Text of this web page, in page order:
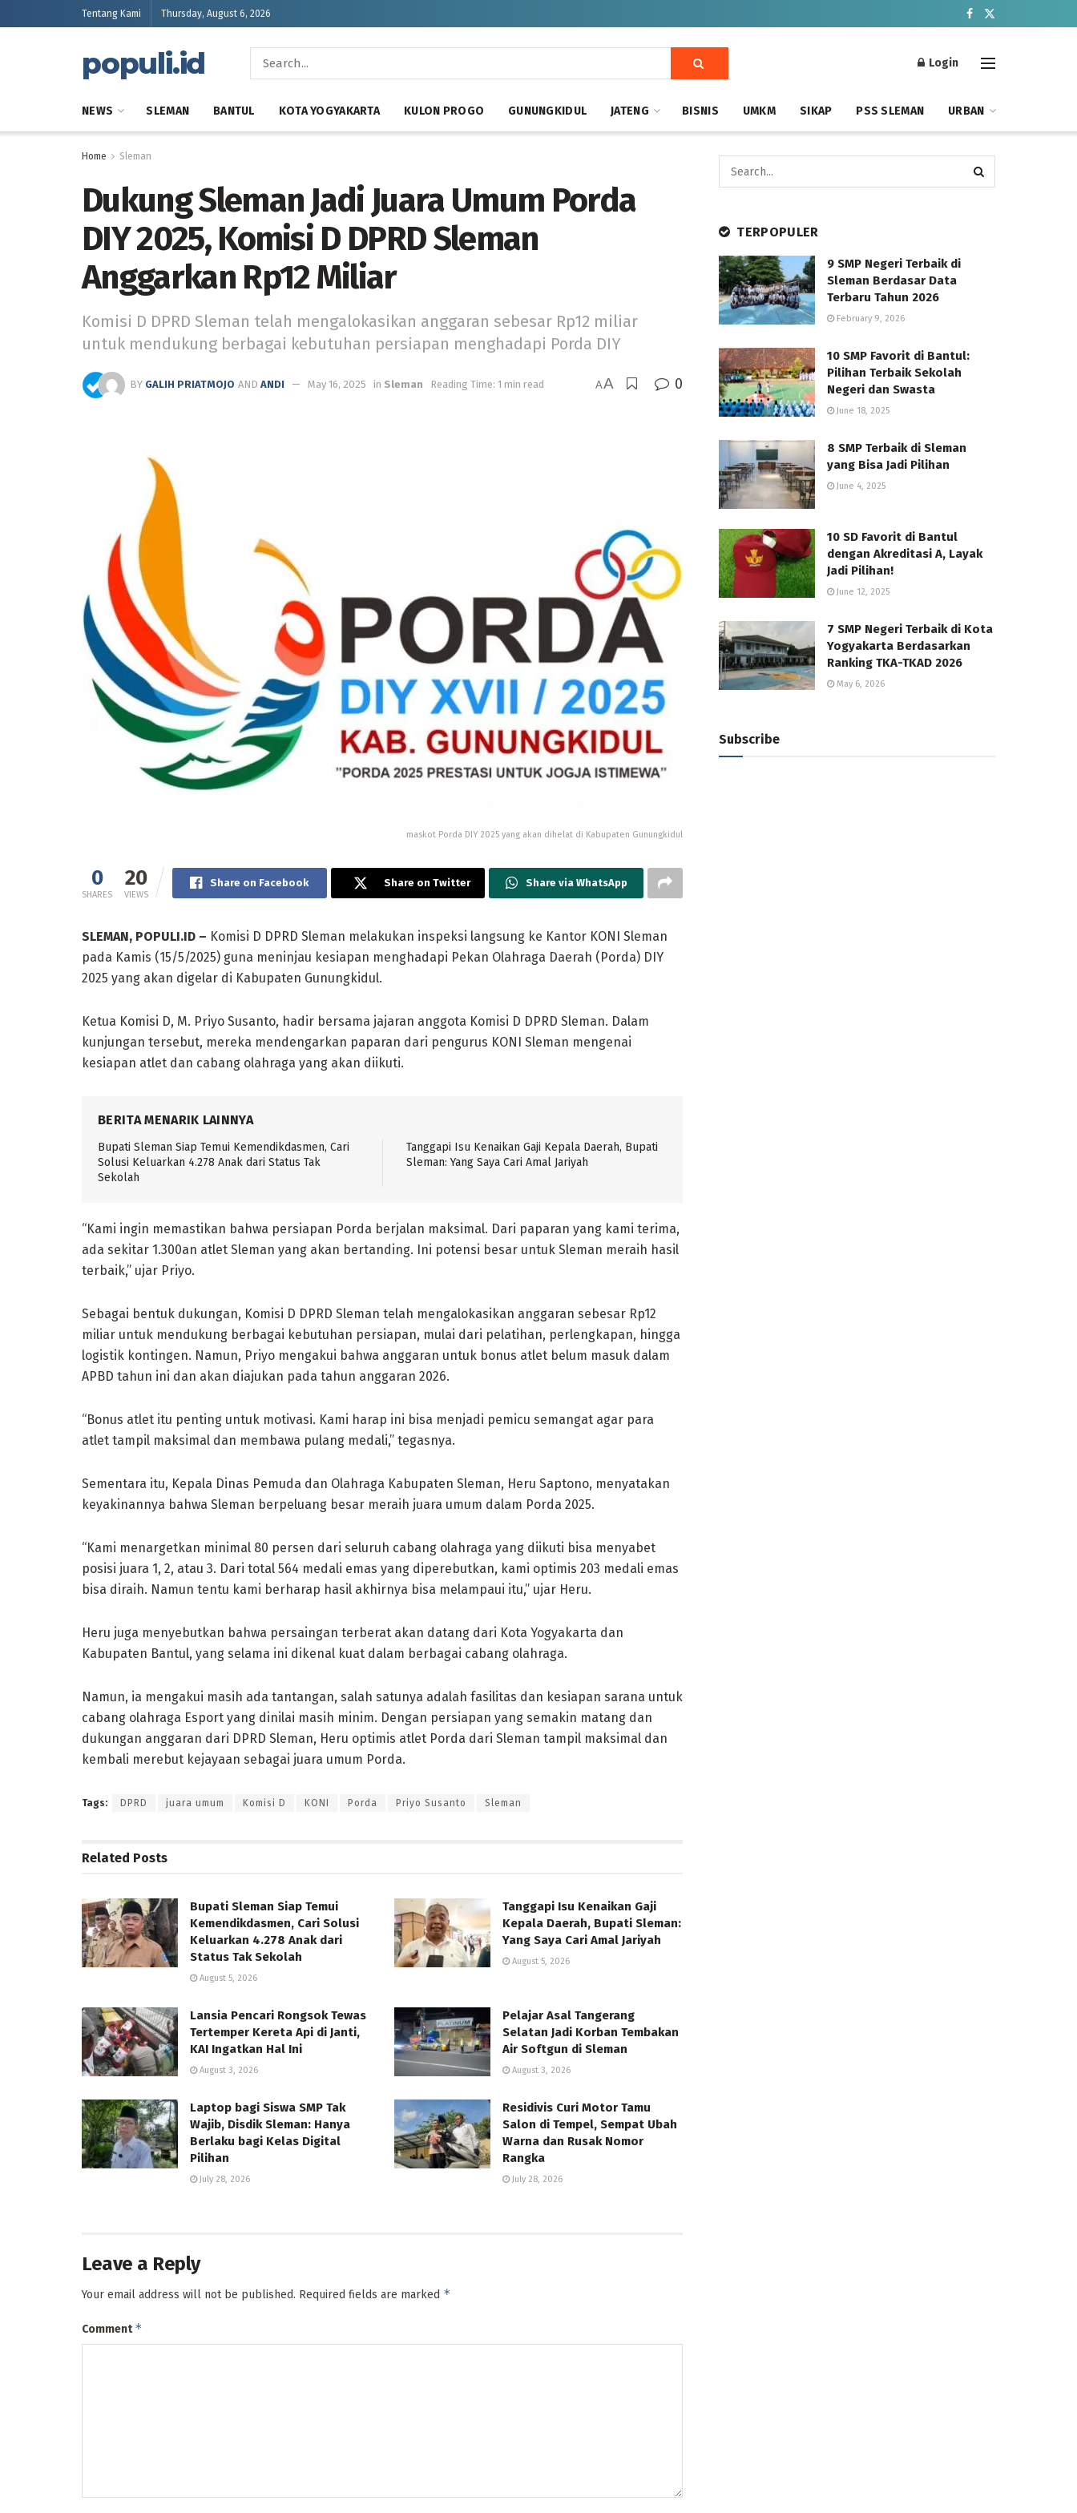
Tentang Kami Thursday, August 6, 2026
populi.id Login
NEWS SLEMAN BANTUL KOTA YOGYAKARTA KULON PROGO GUNUNGKIDUL JATENG BISNIS UMKM SIKAP PSS SLEMAN URBAN
Home Sleman
Dukung Sleman Jadi Juara Umum Porda
DIY 2025, Komisi D DPRD Sleman
Anggarkan Rp12 Miliar
Komisi D DPRD Sleman telah mengalokasikan anggaran sebesar Rp12 miliar
untuk mendukung berbagai kebutuhan persiapan menghadapi Porda DIY
BY GALIH PRIATMOJO AND ANDI May 16, 2025 in Sleman Reading Time: 1 min read AA 0
maskot Porda DIY 2025 yang akan dihelat di Kabupaten Gunungkidul
0
SHARES
20
VIEWS
Share on Facebook Share on Twitter Share via WhatsApp
SLEMAN, POPULI.ID – Komisi D DPRD Sleman melakukan inspeksi langsung ke Kantor KONI Sleman
pada Kamis (15/5/2025) guna meninjau kesiapan menghadapi Pekan Olahraga Daerah (Porda) DIY
2025 yang akan digelar di Kabupaten Gunungkidul.
Ketua Komisi D, M. Priyo Susanto, hadir bersama jajaran anggota Komisi D DPRD Sleman. Dalam
kunjungan tersebut, mereka mendengarkan paparan dari pengurus KONI Sleman mengenai
kesiapan atlet dan cabang olahraga yang akan diikuti.
BERITA MENARIK LAINNYA
Bupati Sleman Siap Temui Kemendikdasmen, Cari
Solusi Keluarkan 4.278 Anak dari Status Tak
Sekolah
Tanggapi Isu Kenaikan Gaji Kepala Daerah, Bupati
Sleman: Yang Saya Cari Amal Jariyah
“Kami ingin memastikan bahwa persiapan Porda berjalan maksimal. Dari paparan yang kami terima,
ada sekitar 1.300an atlet Sleman yang akan bertanding. Ini potensi besar untuk Sleman meraih hasil
terbaik,” ujar Priyo.
Sebagai bentuk dukungan, Komisi D DPRD Sleman telah mengalokasikan anggaran sebesar Rp12
miliar untuk mendukung berbagai kebutuhan persiapan, mulai dari pelatihan, perlengkapan, hingga
logistik kontingen. Namun, Priyo mengakui bahwa anggaran untuk bonus atlet belum masuk dalam
APBD tahun ini dan akan diajukan pada tahun anggaran 2026.
“Bonus atlet itu penting untuk motivasi. Kami harap ini bisa menjadi pemicu semangat agar para
atlet tampil maksimal dan membawa pulang medali,” tegasnya.
Sementara itu, Kepala Dinas Pemuda dan Olahraga Kabupaten Sleman, Heru Saptono, menyatakan
keyakinannya bahwa Sleman berpeluang besar meraih juara umum dalam Porda 2025.
“Kami menargetkan minimal 80 persen dari seluruh cabang olahraga yang diikuti bisa menyabet
posisi juara 1, 2, atau 3. Dari total 564 medali emas yang diperebutkan, kami optimis 203 medali emas
bisa diraih. Namun tentu kami berharap hasil akhirnya bisa melampaui itu,” ujar Heru.
Heru juga menyebutkan bahwa persaingan terberat akan datang dari Kota Yogyakarta dan
Kabupaten Bantul, yang selama ini dikenal kuat dalam berbagai cabang olahraga.
Namun, ia mengakui masih ada tantangan, salah satunya adalah fasilitas dan kesiapan sarana untuk
cabang olahraga Esport yang dinilai masih minim. Dengan persiapan yang semakin matang dan
dukungan anggaran dari DPRD Sleman, Heru optimis atlet Porda dari Sleman tampil maksimal dan
kembali merebut kejayaan sebagai juara umum Porda.
Tags: DPRD juara umum Komisi D KONI Porda Priyo Susanto Sleman
Related Posts
Bupati Sleman Siap Temui
Kemendikdasmen, Cari Solusi
Keluarkan 4.278 Anak dari
Status Tak Sekolah
August 5, 2026
Tanggapi Isu Kenaikan Gaji
Kepala Daerah, Bupati Sleman:
Yang Saya Cari Amal Jariyah
August 5, 2026
Lansia Pencari Rongsok Tewas
Tertemper Kereta Api di Janti,
KAI Ingatkan Hal Ini
August 3, 2026
Pelajar Asal Tangerang
Selatan Jadi Korban Tembakan
Air Softgun di Sleman
August 3, 2026
Laptop bagi Siswa SMP Tak
Wajib, Disdik Sleman: Hanya
Berlaku bagi Kelas Digital
Pilihan
July 28, 2026
Residivis Curi Motor Tamu
Salon di Tempel, Sempat Ubah
Warna dan Rusak Nomor
Rangka
July 28, 2026
Leave a Reply
Your email address will not be published. Required fields are marked *
Comment*
TERPOPULER
9 SMP Negeri Terbaik di
Sleman Berdasar Data
Terbaru Tahun 2026
February 9, 2026
10 SMP Favorit di Bantul:
Pilihan Terbaik Sekolah
Negeri dan Swasta
June 18, 2025
8 SMP Terbaik di Sleman
yang Bisa Jadi Pilihan
June 4, 2025
10 SD Favorit di Bantul
dengan Akreditasi A, Layak
Jadi Pilihan!
June 12, 2025
7 SMP Negeri Terbaik di Kota
Yogyakarta Berdasarkan
Ranking TKA-TKAD 2026
May 6, 2026
Subscribe